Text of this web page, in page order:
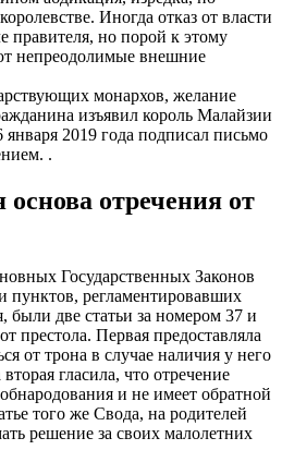
Иногда отказ от власти
правителя, но порой к этому
непреодолимые внешние
монархов, желание
изъявил король Малайзии
2019 года подписал письмо
.
основа отречения от
Государственных Законов
пунктов, регламентировавших
были две статьи за номером 37 и
престола. Первая предоставляла
от трона в случае наличия у него
гласила, что отречение
и не имеет обратной
того же Свода, на родителей
решение за своих малолетних